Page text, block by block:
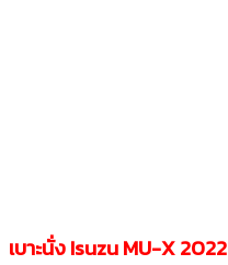
เบาะนั่ง Isuzu MU-X 2022